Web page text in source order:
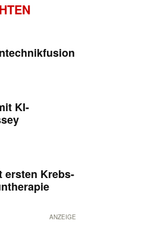
KI-
ersten Krebs-
ANZEIGE